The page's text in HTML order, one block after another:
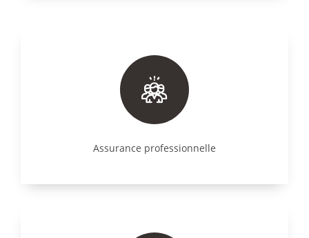
Assurance professionnelle